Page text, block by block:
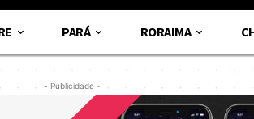
PARÁ RORAIMA
- Publicidade -